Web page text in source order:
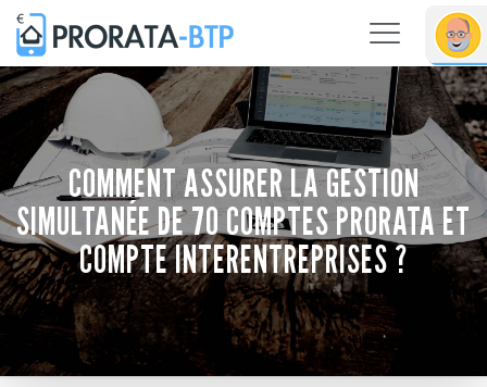
COMMENT ASSURER LA GESTION
SIMULTANÉE DE 70 COMPTES PRORATA ET
COMPTE INTERENTREPRISES ?